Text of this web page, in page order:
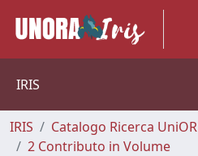
IRIS
IRIS
Catalogo Ricerca UniOR
2 Contributo in Volume